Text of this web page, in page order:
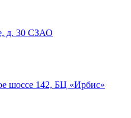
д. 30 СЗАО
шоссе 142, БЦ «Ирбис»